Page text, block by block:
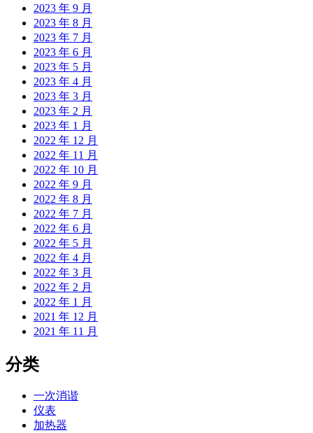
2023 年 9 月
2023 年 8 月
2023 年 7 月
2023 年 6 月
2023 年 5 月
2023 年 4 月
2023 年 3 月
2023 年 2 月
2023 年 1 月
2022 年 12 月
2022 年 11 月
2022 年 10 月
2022 年 9 月
2022 年 8 月
2022 年 7 月
2022 年 6 月
2022 年 5 月
2022 年 4 月
2022 年 3 月
2022 年 2 月
2022 年 1 月
2021 年 12 月
2021 年 11 月
分类
一次消谐
仪表
加热器